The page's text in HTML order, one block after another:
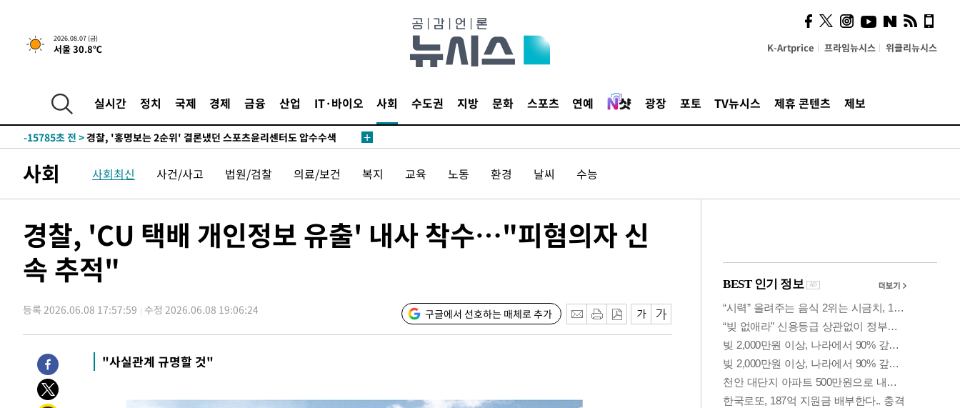
2026.08.07 (금)
서울 30.8℃ K-Artprice 프라임뉴시스 위클리뉴시스
실시간 정치 국제 경제 금융 산업 IT·바이오 사회 수도권 지방 문화 스포츠 연예 광장 포토 TV뉴시스 제휴 콘텐츠 제보
5시간 전 >내일까지 39도 '펄펄'…기상청 "태풍 지나며 폭염 잠시 꺾인다"
-18307초 전 >
[속보] 뉴욕증시, 혼조 출발…나스닥 0.3%↓, 다우 0.14%↑
-17100초 전 >
-15785초 전 >경찰, '홍명보는 2순위' 결론냈던 스포츠윤리센터도 압수수색
-1129초 전 >
日방위성, 北이 동해로 쏜 발사체는 탄도미사일 가능성
7분 전 >[속보] SKT, 에이닷 서비스 장애 발생…"원인 파악 중"
27분 전 >'낮 최고 39도' 불볕더위…한밤 열대야도 계속[내일날씨]
28분 전 >[속보]7~9일 프로야구 3연전도 폭염 취소…11일 재개
33분 전 >"韓 외환시장 개입 관측 배경엔 美의 대한국 무역적자 있어"
39분 전 >서울 낮 37.9도, 올여름 최고치 경신…영등포 순간 '40도'
46분 전 >[속보]종합특검, 대검 추가 압수수색…내란 중요임무종사 혐의
1시간 전 >
[속보]코스닥, 800p 회복…0.26% 오른 801.67 마감
1시간 전 >
1시간 전 >
[속보]원·달러 환율, 0.7원 내린 1423.8원 마감
사회 사회최신 사건/사고 법원/검찰 의료/보건 복지 교육 노동 환경 날씨 수능
경찰, 'CU 택배 개인정보 유출' 내사 착수…"피혐의자 신
속 추적"
등록 2026.06.08 17:57:59 수정 2026.06.08 19:06:24 구글에서 선호하는 매체로 추가
"사실관계 규명할 것"
의견, 국토부·LH에 충실히
전달할 것"